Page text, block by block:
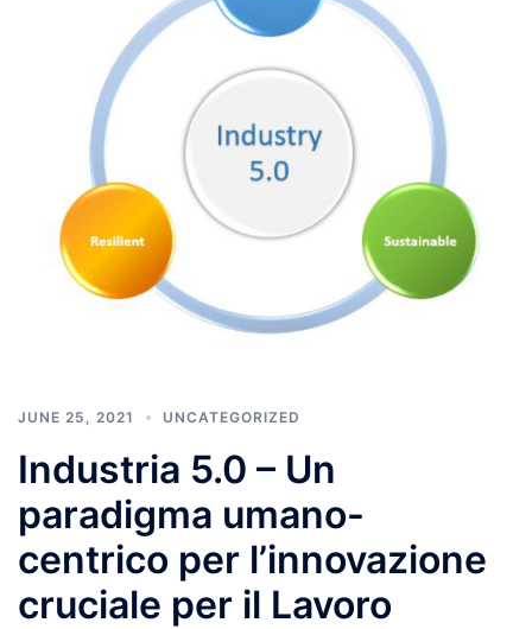
JUNE 25, 2021 UNCATEGORIZED
Industria 5.0 – Un
paradigma umano-
centrico per l’innovazione
cruciale per il Lavoro